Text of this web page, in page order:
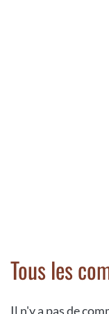
Tous les
Il n'y a pas de